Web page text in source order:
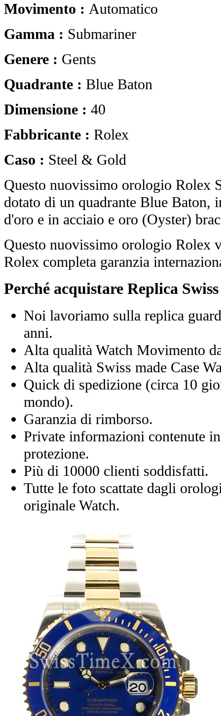
Movimento : Automatico
Gamma : Submariner
Genere : Gents
Quadrante : Blue Baton
Dimensione : 40
Fabbricante : Rolex
Caso : Steel & Gold
Questo nuovissimo orologio Rolex
dotato di un quadrante Blue Baton,
d'oro e in acciaio e oro (Oyster)
Questo nuovissimo orologio Rolex
Rolex completa garanzia
Perché acquistare Replica
Noi lavoriamo sulla replica
anni.
Alta qualità Watch Movimento
Alta qualità Swiss made Case
Quick di spedizione (circa 10
mondo).
Garanzia di rimborso.
Private informazioni contenute
protezione.
Più di 10000 clienti soddisfatti.
Tutte le foto scattate dagli
originale Watch.